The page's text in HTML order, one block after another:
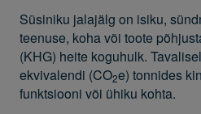
Süsiniku jalajälg on isiku,
teenuse, koha või toote
(KHG) heite koguhulk.
ekvivalendi (CO2e) tonnides
funktsiooni või ühiku kohta.